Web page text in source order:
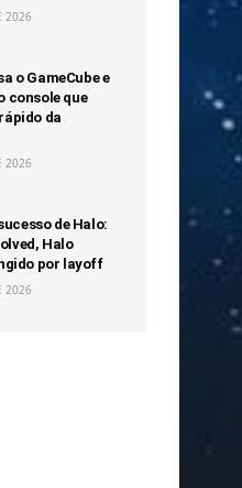
2026
o GameCube e
console que
da
2026
de Halo:
Halo
por layoff
2026